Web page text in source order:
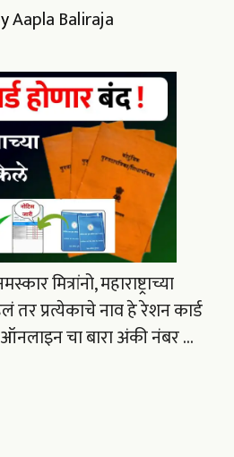
Aapla Baliraja
मित्रांनो, महाराष्ट्राच्या
तर प्रत्येकाचे नाव हे रेशन कार्ड
चा बारा अंकी नंबर …